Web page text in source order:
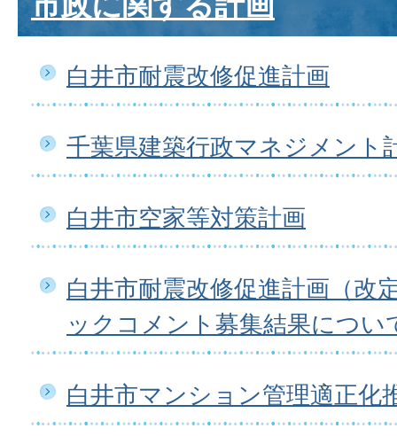
白井市耐震改修促進計画
千葉県建築行政マネジメント
白井市空家等対策計画
白井市耐震改修促進計画（改
ックコメント募集結果につい
白井市マンション管理適正化